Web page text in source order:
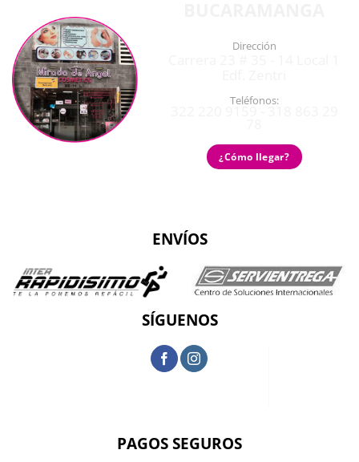
Dirección
Teléfonos:
¿Cómo llegar?
ENVÍOS
SÍGUENOS
PAGOS SEGUROS